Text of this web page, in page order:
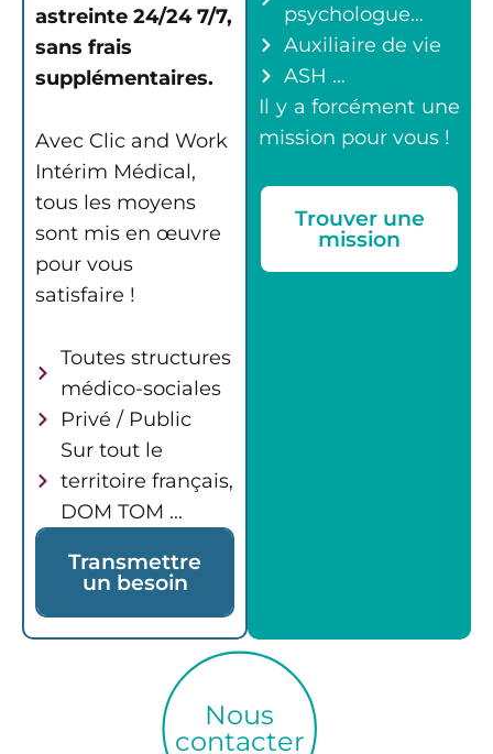
astreinte 24/24 7/7,
sans frais
supplémentaires.
Avec Clic and Work
Intérim Médical,
tous les moyens
sont mis en œuvre
pour vous
satisfaire !
Toutes structures
médico-sociales
Privé / Public
Sur tout le
territoire français,
DOM TOM ...
Transmettre
un besoin
psychologue…
Auxiliaire de vie
ASH …
Il y a forcément une
mission pour vous !
Trouver une
mission
Nous
contacter